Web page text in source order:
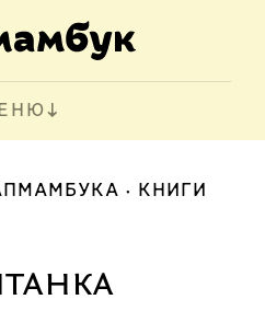
КНИГИ